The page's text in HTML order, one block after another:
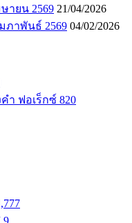
ายน 2569 21/04/2026
ภาพันธ์ 2569 04/02/2026
ำ ฟอเร็กซ์ 820
9